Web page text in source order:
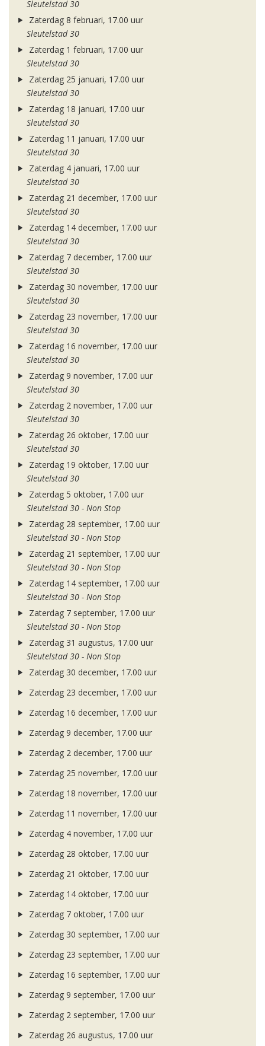
Sleutelstad 30
Zaterdag 8 februari, 17.00 uur
Sleutelstad 30
Zaterdag 1 februari, 17.00 uur
Sleutelstad 30
Zaterdag 25 januari, 17.00 uur
Sleutelstad 30
Zaterdag 18 januari, 17.00 uur
Sleutelstad 30
Zaterdag 11 januari, 17.00 uur
Sleutelstad 30
Zaterdag 4 januari, 17.00 uur
Sleutelstad 30
Zaterdag 21 december, 17.00 uur
Sleutelstad 30
Zaterdag 14 december, 17.00 uur
Sleutelstad 30
Zaterdag 7 december, 17.00 uur
Sleutelstad 30
Zaterdag 30 november, 17.00 uur
Sleutelstad 30
Zaterdag 23 november, 17.00 uur
Sleutelstad 30
Zaterdag 16 november, 17.00 uur
Sleutelstad 30
Zaterdag 9 november, 17.00 uur
Sleutelstad 30
Zaterdag 2 november, 17.00 uur
Sleutelstad 30
Zaterdag 26 oktober, 17.00 uur
Sleutelstad 30
Zaterdag 19 oktober, 17.00 uur
Sleutelstad 30
Zaterdag 5 oktober, 17.00 uur
Sleutelstad 30 - Non Stop
Zaterdag 28 september, 17.00 uur
Sleutelstad 30 - Non Stop
Zaterdag 21 september, 17.00 uur
Sleutelstad 30 - Non Stop
Zaterdag 14 september, 17.00 uur
Sleutelstad 30 - Non Stop
Zaterdag 7 september, 17.00 uur
Sleutelstad 30 - Non Stop
Zaterdag 31 augustus, 17.00 uur
Sleutelstad 30 - Non Stop
Zaterdag 30 december, 17.00 uur
Zaterdag 23 december, 17.00 uur
Zaterdag 16 december, 17.00 uur
Zaterdag 9 december, 17.00 uur
Zaterdag 2 december, 17.00 uur
Zaterdag 25 november, 17.00 uur
Zaterdag 18 november, 17.00 uur
Zaterdag 11 november, 17.00 uur
Zaterdag 4 november, 17.00 uur
Zaterdag 28 oktober, 17.00 uur
Zaterdag 21 oktober, 17.00 uur
Zaterdag 14 oktober, 17.00 uur
Zaterdag 7 oktober, 17.00 uur
Zaterdag 30 september, 17.00 uur
Zaterdag 23 september, 17.00 uur
Zaterdag 16 september, 17.00 uur
Zaterdag 9 september, 17.00 uur
Zaterdag 2 september, 17.00 uur
Zaterdag 26 augustus, 17.00 uur